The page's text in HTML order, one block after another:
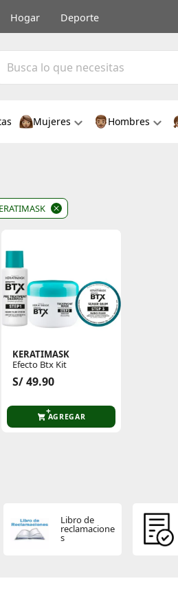
Hogar Deporte
Mujeres Hombres
KERATIMASK
Efecto Btx Kit
S/ 49.90
AGREGAR
Libro de
reclamacione
s